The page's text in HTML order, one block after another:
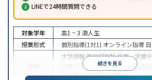
LINEで24時間質問できる
続きを見る
対象学年 高1 ~ 3 浪人生
授業形式
個別指導(1対1) オンライン指導
大学受験医学部受験授業・定期
学習習慣の定着 総合型選抜(
試対策学校別特化対策